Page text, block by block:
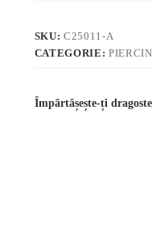
SKU:C25011-A
CATEGORIE:
Împărtășește-ți